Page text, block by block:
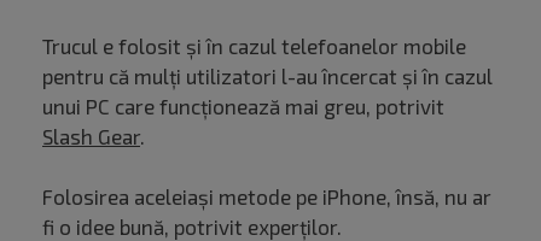
Trucul e folosit și în cazul telefoanelor mobile
pentru că mulți utilizatori l-au încercat și în cazul
unui PC care funcționează mai greu, potrivit
Slash Gear.
Folosirea aceleiași metode pe iPhone, însă, nu ar
fi o idee bună, potrivit experților.